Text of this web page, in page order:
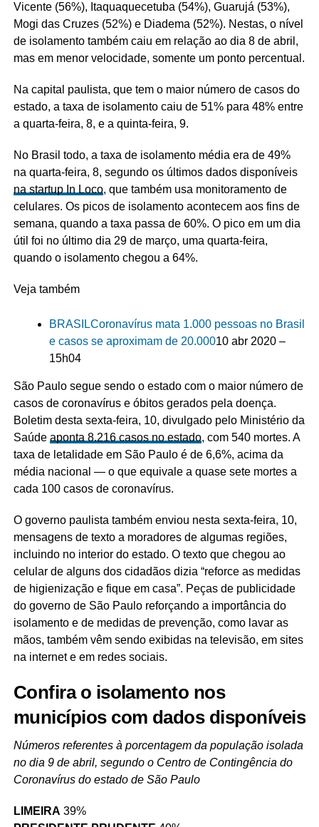
Vicente (56%), Itaquaquecetuba (54%), Guarujá (53%),
Mogi das Cruzes (52%) e Diadema (52%). Nestas, o nível
de isolamento também caiu em relação ao dia 8 de abril,
mas em menor velocidade, somente um ponto percentual.
Na capital paulista, que tem o maior número de casos do
estado, a taxa de isolamento caiu de 51% para 48% entre
a quarta-feira, 8, e a quinta-feira, 9.
No Brasil todo, a taxa de isolamento média era de 49%
na quarta-feira, 8, segundo os últimos dados disponíveis
na startup In Loco, que também usa monitoramento de
celulares. Os picos de isolamento acontecem aos fins de
semana, quando a taxa passa de 60%. O pico em um dia
útil foi no último dia 29 de março, uma quarta-feira,
quando o isolamento chegou a 64%.
Veja também
BRASILCoronavírus mata 1.000 pessoas no Brasil
e casos se aproximam de 20.00010 abr 2020 –
15h04
São Paulo segue sendo o estado com o maior número de
casos de coronavírus e óbitos gerados pela doença.
Boletim desta sexta-feira, 10, divulgado pelo Ministério da
Saúde aponta 8.216 casos no estado, com 540 mortes. A
taxa de letalidade em São Paulo é de 6,6%, acima da
média nacional — o que equivale a quase sete mortes a
cada 100 casos de coronavírus.
O governo paulista também enviou nesta sexta-feira, 10,
mensagens de texto a moradores de algumas regiões,
incluindo no interior do estado. O texto que chegou ao
celular de alguns dos cidadãos dizia “reforce as medidas
de higienização e fique em casa”. Peças de publicidade
do governo de São Paulo reforçando a importância do
isolamento e de medidas de prevenção, como lavar as
mãos, também vêm sendo exibidas na televisão, em sites
na internet e em redes sociais.
Confira o isolamento nos
municípios com dados disponíveis
Números referentes à porcentagem da população isolada
no dia 9 de abril, segundo o Centro de Contingência do
Coronavírus do estado de São Paulo
LIMEIRA 39%